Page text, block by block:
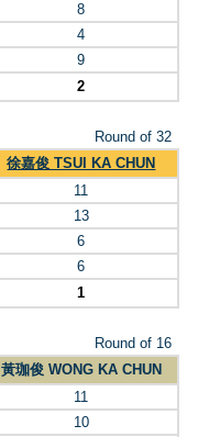
8
4
9
2
Round of 32
徐嘉俊 TSUI KA CHUN
11
13
6
6
1
Round of 16
黃珈俊 WONG KA CHUN
11
10